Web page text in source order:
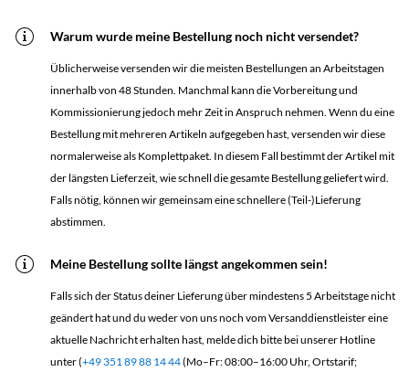
Warum wurde meine Bestellung noch nicht versendet?
Üblicherweise versenden wir die meisten Bestellungen an Arbeitstagen
innerhalb von 48 Stunden. Manchmal kann die Vorbereitung und
Kommissionierung jedoch mehr Zeit in Anspruch nehmen. Wenn du eine
Bestellung mit mehreren Artikeln aufgegeben hast, versenden wir diese
normalerweise als Komplettpaket. In diesem Fall bestimmt der Artikel mit
der längsten Lieferzeit, wie schnell die gesamte Bestellung geliefert wird.
Falls nötig, können wir gemeinsam eine schnellere (Teil-)Lieferung
abstimmen.
Meine Bestellung sollte längst angekommen sein!
Falls sich der Status deiner Lieferung über mindestens 5 Arbeitstage nicht
geändert hat und du weder von uns noch vom Versanddienstleister eine
aktuelle Nachricht erhalten hast, melde dich bitte bei unserer Hotline
unter (+49 351 89 88 14 44(Mo–Fr: 08:00–16:00 Uhr, Ortstarif;